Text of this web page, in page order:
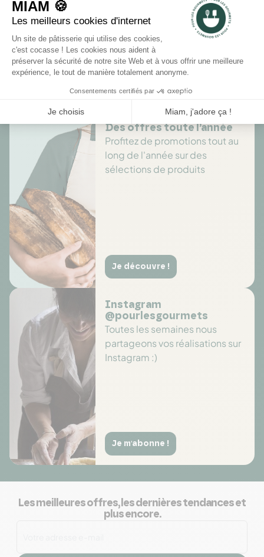
Il n'y a pas encore d'avis pour ce produit.
Des offres toute l’année
Profitez de promotions tout au
long de l'année sur des
sélections de produits
Je découvre !
Instagram
@pourlesgourmets
Toutes les semaines nous
partageons vos réalisations sur
Instagram :)
Je m'abonne !
Les meilleures offres, les dernières tendances et
plus encore.